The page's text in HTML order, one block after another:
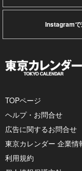
Instagramで
TOPページ
ヘルプ・お問合せ
広告に関するお問合せ
東京カレンダー 企業情
利用規約